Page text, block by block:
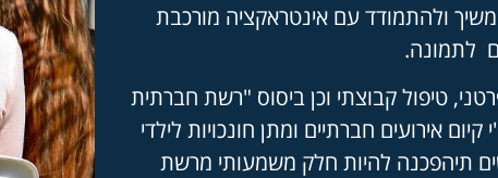
ולהתמודד עם אינטראקציה מורכבת
לתמונה.
טיפול קבוצתי וכן ביסוס "רשת חברתית
אירועים חברתיים ומתן חונכויות לילדי
תיהפכנה להיות חלק משמעותי מרשת